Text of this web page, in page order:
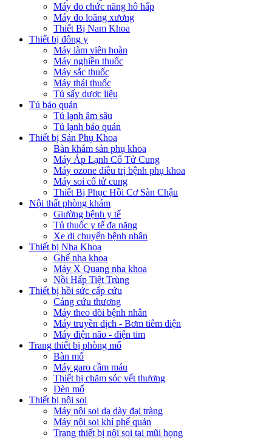
Máy đo chức năng hô hấp
Máy đo loãng xương
Thiết Bị Nam Khoa
Thiết bị đông y
Máy làm viên hoàn
Máy nghiền thuốc
Máy sắc thuốc
Máy thái thuốc
Tủ sấy dược liệu
Tủ bảo quản
Tủ lạnh âm sâu
Tủ lạnh bảo quản
Thiết bị Sản Phụ Khoa
Bàn khám sản phụ khoa
Máy Áp Lạnh Cổ Tử Cung
Máy ozone điều trị bệnh phụ khoa
Máy soi cổ tử cung
Thiết Bị Phục Hồi Cơ Sàn Chậu
Nội thất phòng khám
Giường bệnh y tế
Tủ thuốc y tế đa năng
Xe di chuyển bệnh nhân
Thiết bị Nha Khoa
Ghế nha khoa
Máy X Quang nha khoa
Nồi Hấp Tiệt Trùng
Thiết bị hồi sức cấp cứu
Cáng cứu thương
Máy theo dõi bệnh nhân
Máy truyền dịch - Bơm tiêm điện
Máy điện não - điện tim
Trang thiết bị phòng mổ
Bàn mổ
Máy garo cầm máu
Thiết bị chăm sóc vết thương
Đèn mổ
Thiết bị nội soi
Máy nội soi dạ dày đại tràng
Máy nội soi khí phế quản
Trang thiết bị nội soi tai mũi họng